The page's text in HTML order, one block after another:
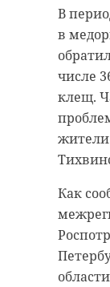
В
в
числе
клещ.
жители
Как